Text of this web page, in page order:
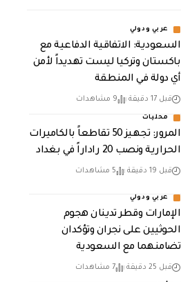
عربي ودولي
السعودية: الاتفاقية الدفاعية مع
باكستان وتركيا ليست تهديداً لأمن
أي دولة في المنطقة
قبل 17 دقيقة 9 مشاهدات
محليات
المرور: تجهيز 50 تقاطعاً بالكاميرات
الحرارية ونصب 20 راداراً في بغداد
قبل 19 دقيقة 5 مشاهدات
عربي ودولي
الإمارات وقطر تدينان هجوم
الحوثيين على نجران وتؤكدان
تضامنهما مع السعودية
قبل 25 دقيقة 7 مشاهدات